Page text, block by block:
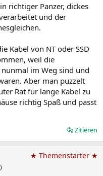
richtiger Panzer, dickes
und der
Kabel von NT oder SSD
weil die
im Weg sind und
Aber man puzzelt
Rat für lange Kabel zu
richtig Spaß und passt
Zitieren
★ Themenstarter ★